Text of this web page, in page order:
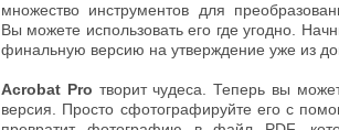
множество инструментов для
Вы можете использовать его где угодно.
финальную версию на утверждение уже из
Acrobat Pro творит чудеса. Теперь вы
версия. Просто сфотографируйте его с